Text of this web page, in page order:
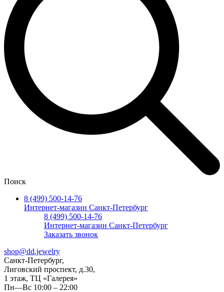
Поиск
8 (499) 500-14-76
Интернет-магазин Санкт-Петербург
8 (499) 500-14-76
Интернет-магазин Санкт-Петербург
Заказать звонок
shop@dd.jewelry
Санкт-Петербург,
Лиговский проспект, д.30,
1 этаж, ТЦ «Галерея»
Пн—Вс 10:00 – 22:00